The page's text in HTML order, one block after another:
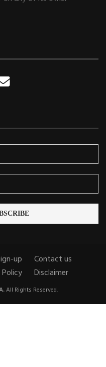
up
Contact us
Disclaimer
All Rights Reserved.